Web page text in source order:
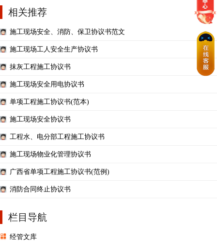
相关推荐
施工现场安全、消防、保卫协议书范文
施工现场工人安全生产协议书
抹灰工程施工协议书
施工现场安全用电协议书
单项工程施工协议书(范本)
施工现场安全协议书
工程水、电分部工程施工协议书
施工现场物业化管理协议书
广西省单项工程施工协议书(范例)
消防合同终止协议书
栏目导航
经管文库